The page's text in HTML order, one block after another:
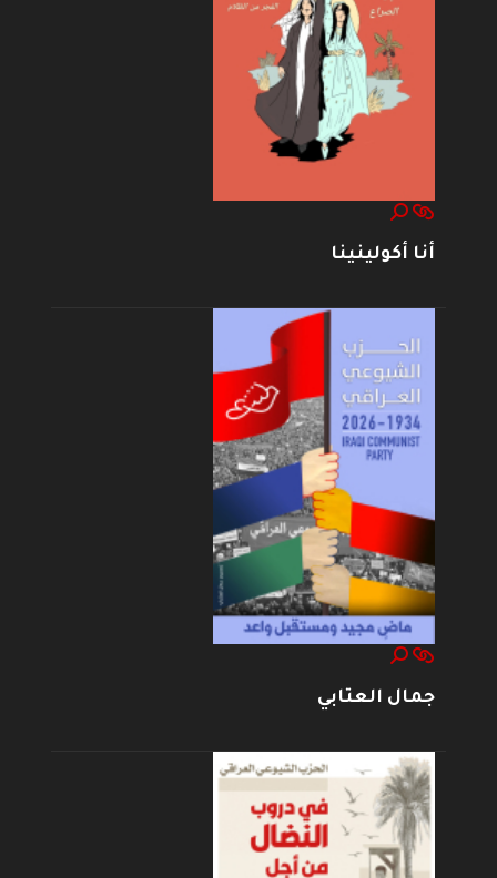
أنا أكولينينا
جمال العتابي